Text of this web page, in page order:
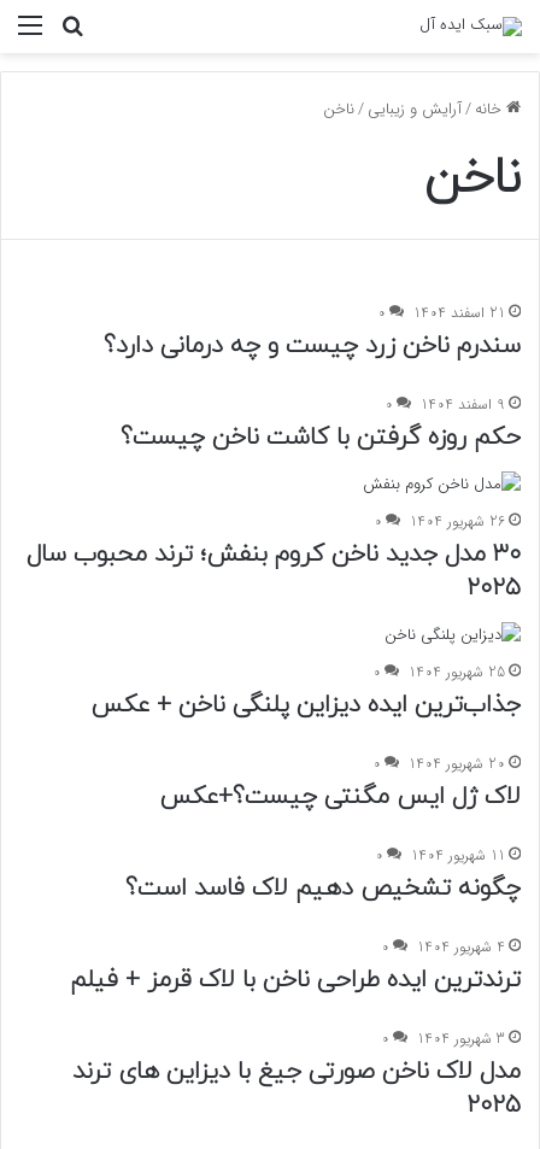
خانه/آرایش و زیبایی/ناخن
ناخن
21 اسفند 1404 0
سندرم ناخن زرد چیست و چه درمانی دارد؟
9 اسفند 1404 0
حکم روزه گرفتن با کاشت ناخن چیست؟
26 شهریور 1404 0
۳۰ مدل جدید ناخن کروم بنفش؛ ترند محبوب سال
۲۰۲۵
25 شهریور 1404 0
جذاب‌ترین ایده دیزاین پلنگی ناخن + عکس
20 شهریور 1404 0
لاک ژل ایس مگنتی چیست؟+عکس
11 شهریور 1404 0
چگونه تشخیص دهیم لاک فاسد است؟
4 شهریور 1404 0
ترند‌ترین ایده طراحی ناخن با لاک قرمز + فیلم
3 شهریور 1404 0
مدل لاک ناخن صورتی جیغ با دیزاین های ترند
2025